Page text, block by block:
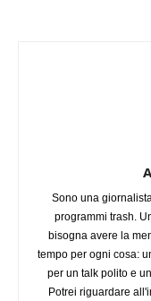
Sono una
programmi trash.
bisogna avere la
tempo per ogni cosa:
per un talk polito e
Potrei riguardare